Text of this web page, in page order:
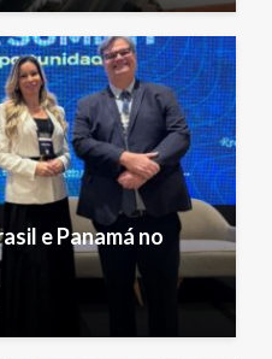
e Panamá no